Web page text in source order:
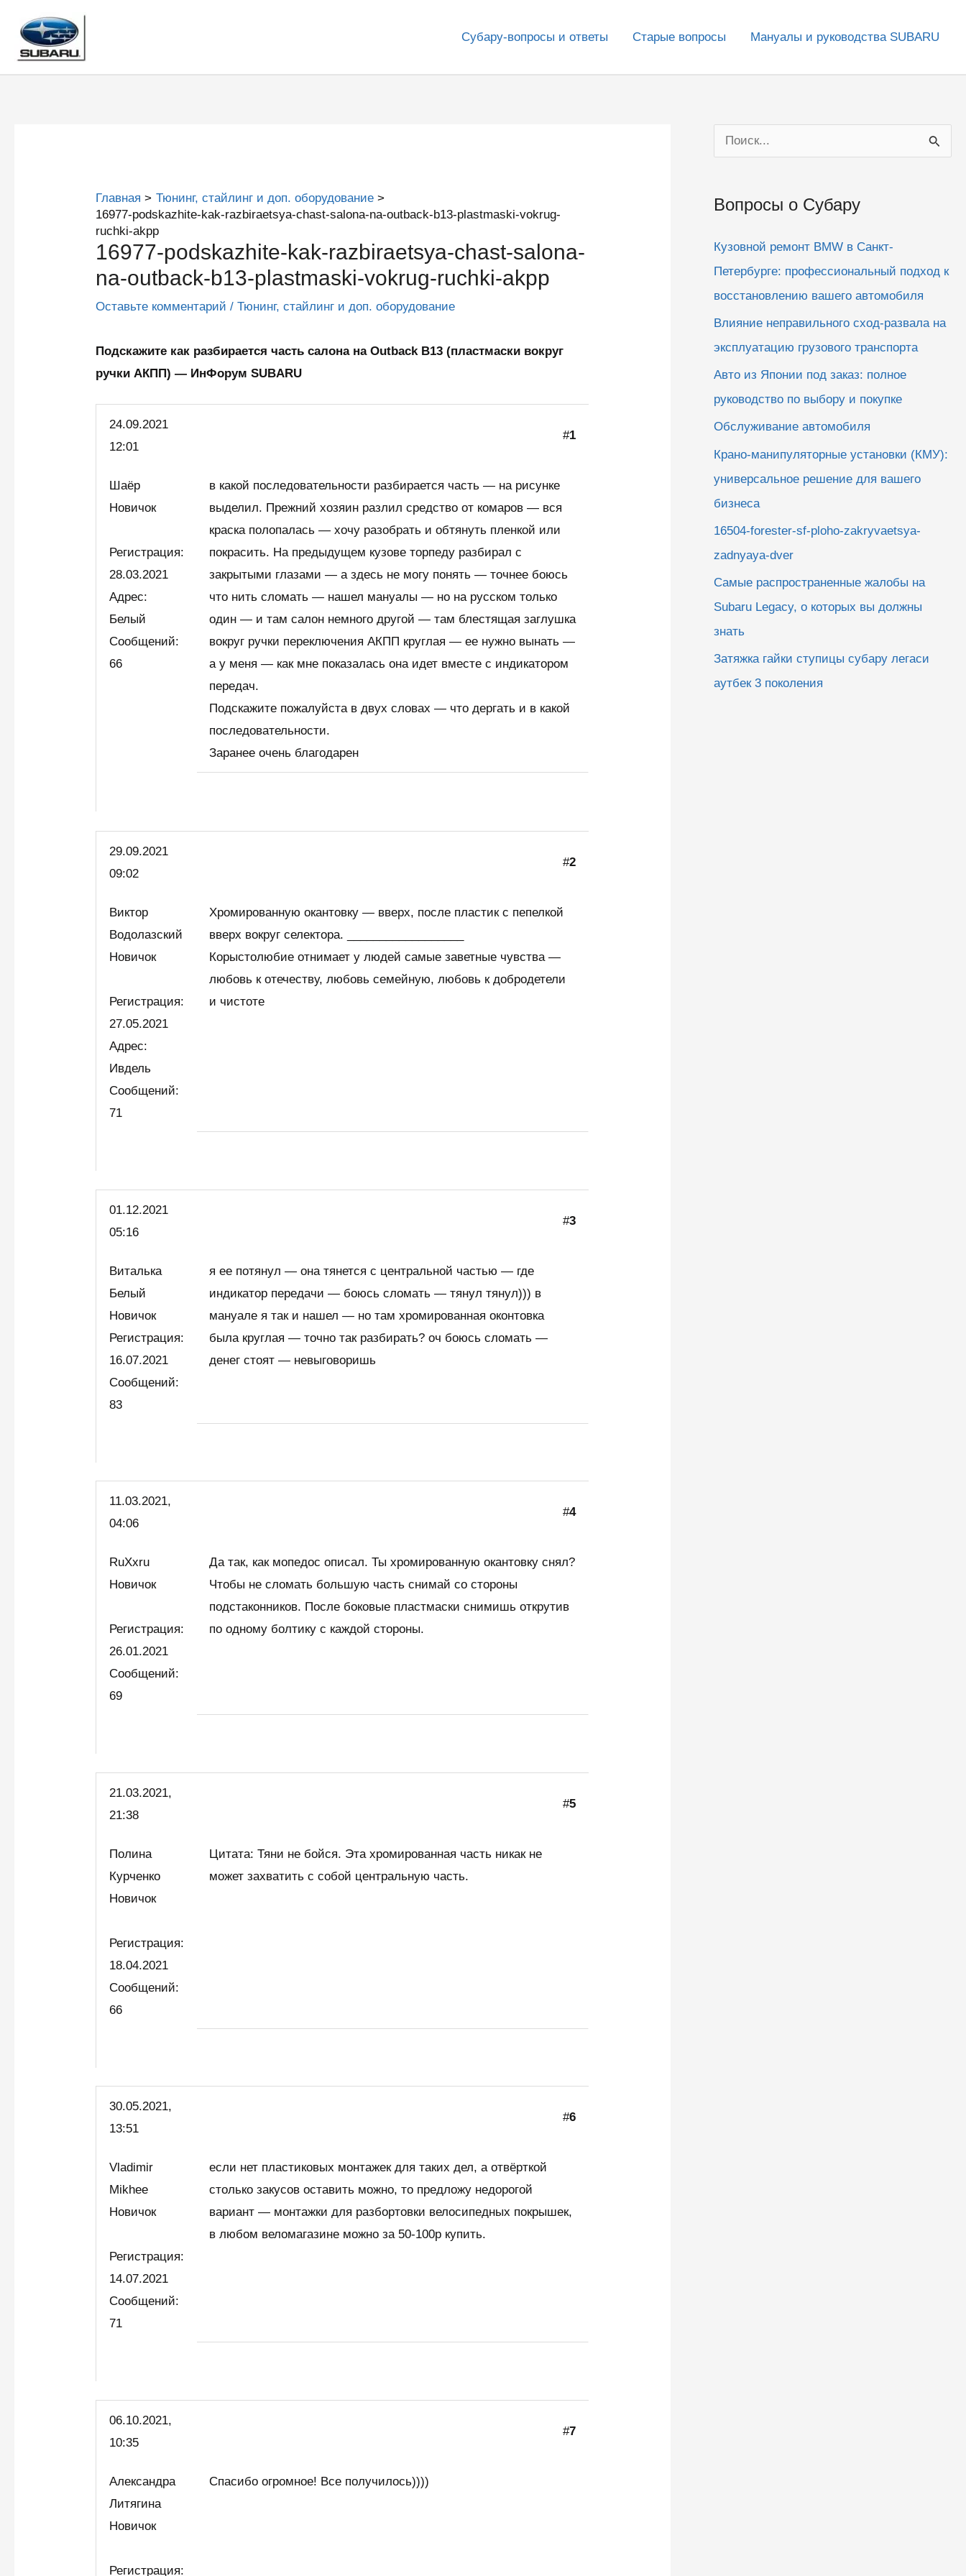
содержимому
Субару-вопросы и ответы Старые вопросы Мануалы и руководства SUBARU
Главная
Тюнинг, стайлинг и доп. оборудование
16977-podskazhite-kak-razbiraetsya-chast-salona-na-outback-b13-plastmaski-vokrug-
ruchki-akpp
16977-podskazhite-kak-razbiraetsya-chast-salona-
na-outback-b13-plastmaski-vokrug-ruchki-akpp
Оставьте комментарий /Тюнинг, стайлинг и доп. оборудование
Подскажите как разбирается часть салона на Outback B13 (пластмаски вокруг
ручки АКПП) — ИнФорум SUBARU
24.09.2021
12:01
#1
Шаёр
Новичок
Регистрация:
28.03.2021
Адрес:
Белый
Сообщений:
66
в какой последовательности разбирается часть — на рисунке
выделил. Прежний хозяин разлил средство от комаров — вся
краска полопалась — хочу разобрать и обтянуть пленкой или
покрасить. На предыдущем кузове торпеду разбирал с
закрытыми глазами — а здесь не могу понять — точнее боюсь
что нить сломать — нашел мануалы — но на русском только
один — и там салон немного другой — там блестящая заглушка
вокруг ручки переключения АКПП круглая — ее нужно вынать —
а у меня — как мне показалась она идет вместе с индикатором
передач.
Подскажите пожалуйста в двух словах — что дергать и в какой
последовательности.
Заранее очень благодарен
29.09.2021
09:02
#2
Виктор
Водолазский
Новичок
Регистрация:
27.05.2021
Адрес:
Ивдель
Сообщений:
71
Хромированную окантовку — вверх, после пластик с пепелкой
вверх вокруг селектора. __________________
Корыстолюбие отнимает у людей самые заветные чувства —
любовь к отечеству, любовь семейную, любовь к добродетели
и чистоте
01.12.2021
05:16
#3
Виталька
Белый
Новичок
Регистрация:
16.07.2021
Сообщений:
83
я ее потянул — она тянется с центральной частью — где
индикатор передачи — боюсь сломать — тянул тянул))) в
мануале я так и нашел — но там хромированная оконтовка
была круглая — точно так разбирать? оч боюсь сломать —
денег стоят — невыговоришь
11.03.2021,
04:06
#4
RuXxru
Новичок
Регистрация:
26.01.2021
Сообщений:
69
Да так, как мопедос описал. Ты хромированную окантовку снял?
Чтобы не сломать большую часть снимай со стороны
подстаконников. После боковые пластмаски снимишь открутив
по одному болтику с каждой стороны.
21.03.2021,
21:38
#5
Полина
Курченко
Новичок
Регистрация:
18.04.2021
Сообщений:
66
Цитата: Тяни не бойся. Эта хромированная часть никак не
может захватить с собой центральную часть.
30.05.2021,
13:51
#6
Vladimir
Mikhee
Новичок
Регистрация:
14.07.2021
Сообщений:
71
если нет пластиковых монтажек для таких дел, а отвёрткой
столько закусов оставить можно, то предложу недорогой
вариант — монтажки для разбортовки велосипедных покрышек,
в любом веломагазине можно за 50-100р купить.
06.10.2021,
10:35
#7
Александра
Литягина
Новичок
Регистрация:
Спасибо огромное! Все получилось))))
о
с
Вопросы о Субару
Кузовной ремонт BMW в Санкт-
Петербурге: профессиональный подход к
восстановлению вашего автомобиля
Влияние неправильного сход-развала на
эксплуатацию грузового транспорта
Авто из Японии под заказ: полное
руководство по выбору и покупке
Обслуживание автомобиля
Крано-манипуляторные установки (КМУ):
универсальное решение для вашего
бизнеса
16504-forester-sf-ploho-zakryvaetsya-
zadnyaya-dver
Самые распространенные жалобы на
Subaru Legacy, о которых вы должны
знать
Затяжка гайки ступицы субару легаси
аутбек 3 поколения